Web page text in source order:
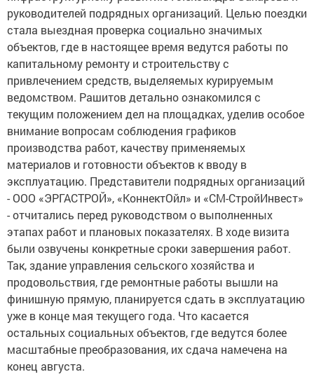
руководителей подрядных организаций. Целью поездки
стала выездная проверка социально значимых
объектов, где в настоящее время ведутся работы по
капитальному ремонту и строительству с
привлечением средств, выделяемых курируемым
ведомством. Рашитов детально ознакомился с
текущим положением дел на площадках, уделив особое
внимание вопросам соблюдения графиков
производства работ, качеству применяемых
материалов и готовности объектов к вводу в
эксплуатацию. Представители подрядных организаций
- ООО «ЭРГАСТРОЙ», «КоннектОйл» и «СМ-СтройИнвест»
- отчитались перед руководством о выполненных
этапах работ и плановых показателях. В ходе визита
были озвучены конкретные сроки завершения работ.
Так, здание управления сельского хозяйства и
продовольствия, где ремонтные работы вышли на
финишную прямую, планируется сдать в эксплуатацию
уже в конце мая текущего года. Что касается
остальных социальных объектов, где ведутся более
масштабные преобразования, их сдача намечена на
конец августа.